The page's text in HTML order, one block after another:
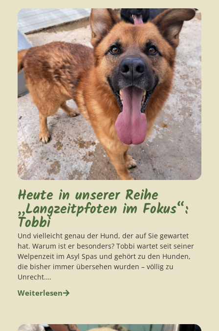
Heute in unserer Reihe
„Langzeitpfoten im Fokus“:
Tobbi
Und vielleicht genau der Hund, der auf Sie gewartet
hat. Warum ist er besonders? Tobbi wartet seit seiner
Welpenzeit im Asyl Spas und gehört zu den Hunden,
die bisher immer übersehen wurden – völlig zu
Unrecht.…
Weiterlesen